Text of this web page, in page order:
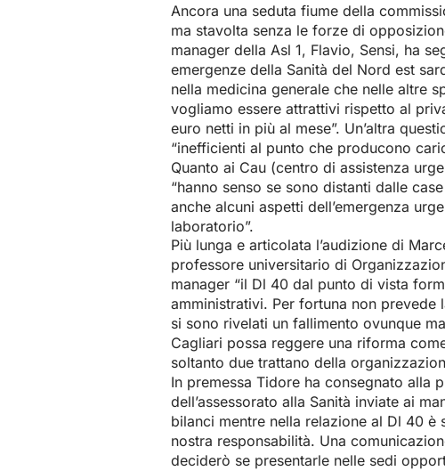
Ancora una seduta fiume della
ma stavolta senza le forze di
manager della Asl 1, Flavio, Sensi, ha
emergenze della Sanità del Nord est
nella medicina generale che nelle altre
vogliamo essere attrattivi rispetto al
euro netti in più al mese”. Un’altra
“inefficienti al punto che producono
Quanto ai Cau (centro di assistenza
“hanno senso se sono distanti dalle
anche alcuni aspetti dell’emergenza
laboratorio”.
Più lunga e articolata l’audizione di
professore universitario di
manager “il Dl 40 dal punto di vista
amministrativi. Per fortuna non
si sono rivelati un fallimento ovunque
Cagliari possa reggere una riforma
soltanto due trattano della
In premessa Tidore ha consegnato alla
dell’assessorato alla Sanità inviate ai
bilanci mentre nella relazione al Dl 40
nostra responsabilità. Una
deciderò se presentarle nelle sedi